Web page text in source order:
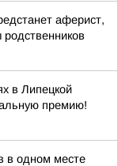
аферист,
в Липецкой
премию!
в одном месте